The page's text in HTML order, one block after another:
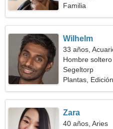
Familia
Wilhelm
33 años,
Hombre
Segeltorp
Plantas,
Zara
40 años, Aries